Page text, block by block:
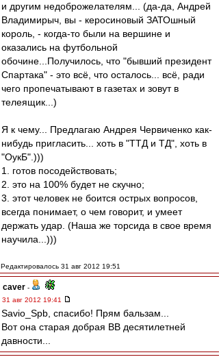
и другим недоброжелателям... (да-да, Андрей
Владимирыч, вы - керосиновый ЗАТОшный
король, - когда-то были на вершине и
оказались на футбольной
обочине...Получилось, что "бывший президент
Спартака" - это всё, что осталось... всё, ради
чего пропечатывают в газетах и зовут в
телеящик...)
Я к чему... Предлагаю Андрея Червиченко как-
нибудь пригласить... хоть в "ТТД и ТД", хоть в
"ОукБ".)))
1. готов посодействовать;
2. это на 100% будет не скучно;
3. этот человек не боится острых вопросов,
всегда понимает, о чем говорит, и умеет
держать удар. (Наша же торсида в свое время
научила...)))
Редактировалось 31 авг 2012 19:51
caver -
31 авг 2012 19:41
Savio_Spb, спасибо! Прям бальзам...
Вот она старая добрая ВВ десятилетней
давности...